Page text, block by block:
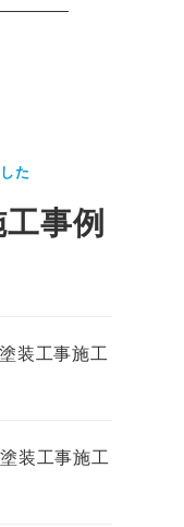
た
事例
装工事施工
装工事施工